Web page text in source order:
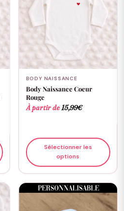
BODY NAISSANCE
Body Naissance Coeur
Rouge
À partir de 15,99€
Sélectionner les
options